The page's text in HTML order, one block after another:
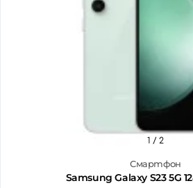
Смартфон
Samsung Galaxy S23 5G
1 / 2